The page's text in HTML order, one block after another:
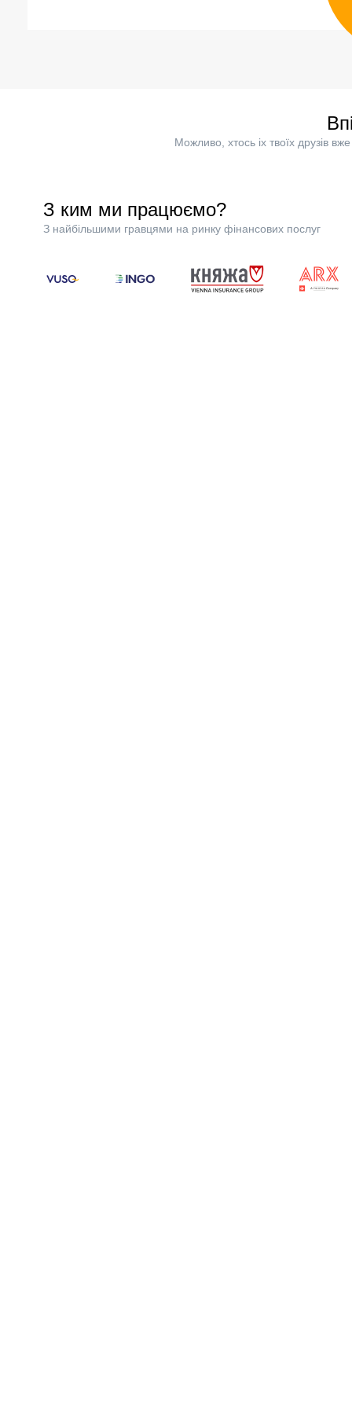
Можливо, хтось іх твоїх друзів
З ким ми працюємо?
З найбільшими гравцями на ринку фінансових послуг